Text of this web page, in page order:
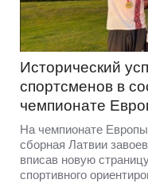
Исторический
спортсменов в
чемпионате
На чемпионате
сборная Латвии
вписав новую
спортивного